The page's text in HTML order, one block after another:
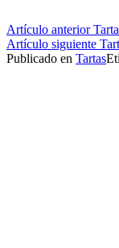
Seguir
leyendo
Artículo anterior
Artículo siguiente
Publicado en Tartas